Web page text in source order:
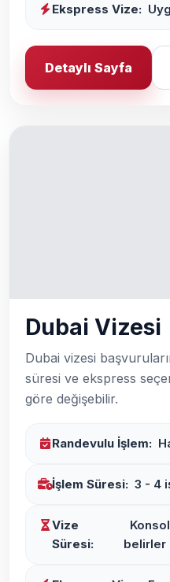
Ekspress Vize:
Detaylı Sayfa
Dubai Vizesi
Dubai vizesi
süresi ve ekspress
göre değişebilir.
Randevulu İşlem:
İşlem Süresi: 3 - 4
Vize
Süresi:
belirler